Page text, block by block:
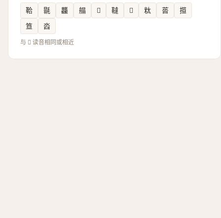
鞈 毾 龘 䑽 𪄚 韃 𢺉 粏 䓠
𢴈
笪
㳫
与 𧬻 读音相同或相近